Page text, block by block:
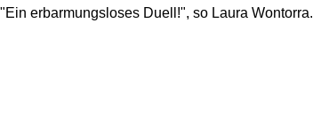
erbarmungsloses Duell!", so Laura Wontorra.